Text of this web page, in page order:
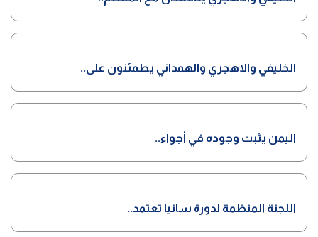
الخليفي والاهجري والهمداني يطمئنون على..
اليمن يثبت وجوده في أجواء..
اللجنة المنظمة لدورة سانيا تعتمد..